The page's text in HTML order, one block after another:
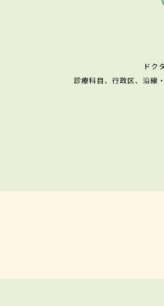
ドク
診療科目、行政区、沿線